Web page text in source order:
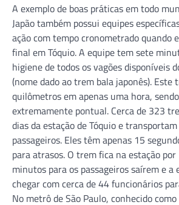
A exemplo de boas práticas em todo
Japão também possui equipes
ação com tempo cronometrado quando
final em Tóquio. A equipe tem sete
higiene de todos os vagões disponíveis
(nome dado ao trem bala japonês).
quilômetros em apenas uma hora,
extremamente pontual. Cerca de 323
dias da estação de Tóquio e
passageiros. Eles têm apenas 15
para atrasos. O trem fica na estação
minutos para os passageiros saírem e a
chegar com cerca de 44 funcionários
No metrô de São Paulo, conhecido